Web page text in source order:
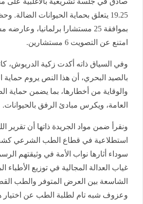
19.25 يتعلق بحماية الحيوانات
بموافقة 25 مستشارا برلمانيا،
امتنع عن التصويت 6 مستشارين.
وفي السياق ذاته أكدت زكية الدريوش،
بالصيد البحري، أن هذا النص يروم حماية
والوقاية من أخطارها، بما يضمن حماية
العامة، ويكرس مبادئ الرفق بالحيوانات.
ونقرأ ضمن مواد الجريدة ذاتها أن تقرير
استطلاعية في قطاع الطب الشرعي
سوداء أثارها نواب الأمة في وثيقتهم
غياب العدالة المجالية في توزيع الأطباء
الشاسعة بين العرض المتوفر والطب
وعزوف شبه تام لطلبة الطب عن اختيار